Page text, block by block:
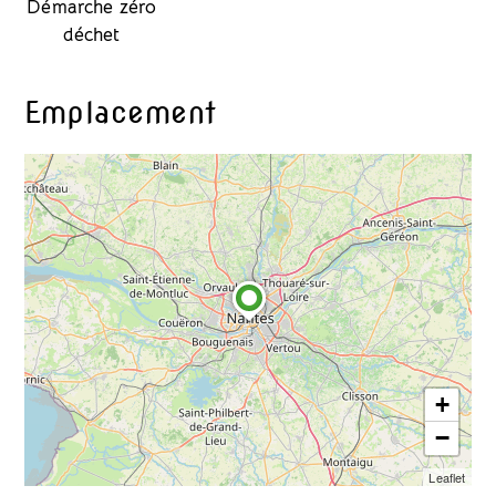
Démarche zéro
déchet
Emplacement
+
−
Leaflet